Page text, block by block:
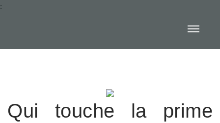
:
Qui touche la prime